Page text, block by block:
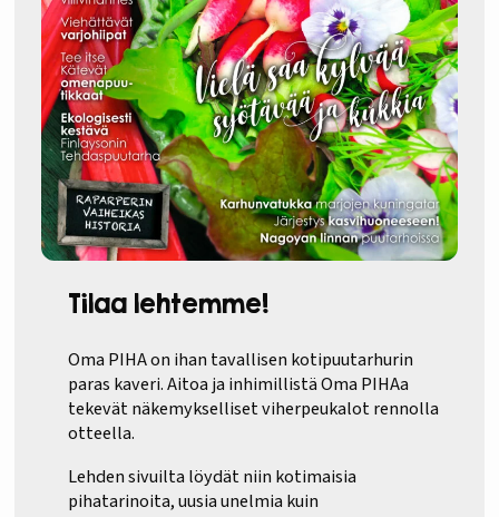
Tilaa lehtemme!
Oma PIHA on ihan tavallisen kotipuutarhurin
paras kaveri. Aitoa ja inhimillistä Oma PIHAa
tekevät näkemykselliset viherpeukalot rennolla
otteella.
Lehden sivuilta löydät niin kotimaisia
pihatarinoita, uusia unelmia kuin